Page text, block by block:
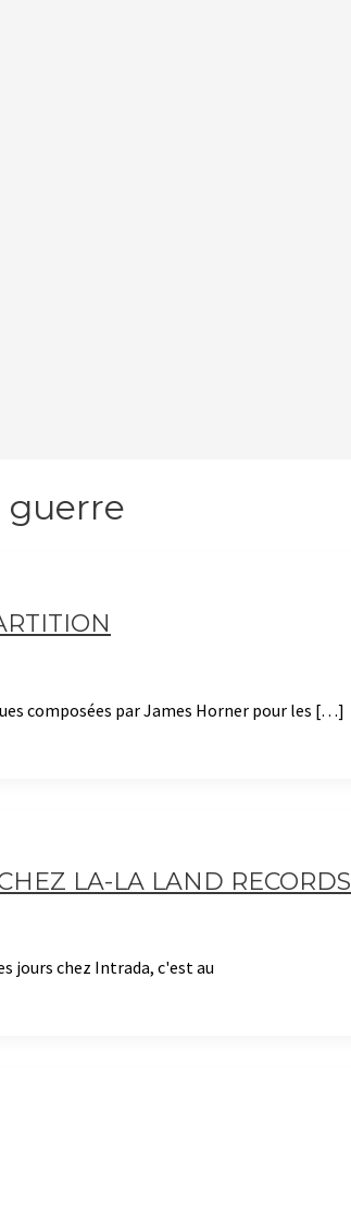
guerre
composées par James Horner pour les […]
LA-LA LAND RECORDS
jours chez Intrada, c'est au